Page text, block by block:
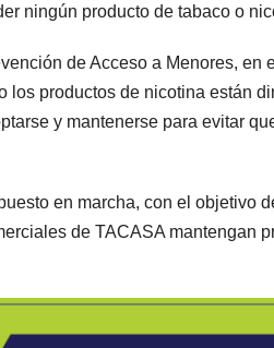
ningún producto de tabaco o
de Acceso a Menores,
los productos de nicotina están
y mantenerse para evitar
en marcha, con el objetivo
de TACASA mantengan